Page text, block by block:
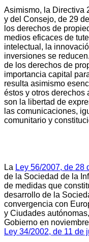
Asimismo, la Directiva
y del Consejo, de 29
los derechos de
medios eficaces de
intelectual, la
inversiones se
de los derechos de
importancia capital
resulta asimismo
éstos y otros derechos
son la libertad de
las comunicaciones,
comunitario y
La Ley 56/2007, de 28
de la Sociedad de la
de medidas que
desarrollo de la
convergencia con
y Ciudades
Gobierno en
Ley 34/2002, de 11 de